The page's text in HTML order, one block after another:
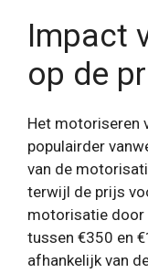
Impact
op de
Het motoriseren
populairder
van de
terwijl de prijs
motorisatie door
tussen €350 en
afhankelijk van